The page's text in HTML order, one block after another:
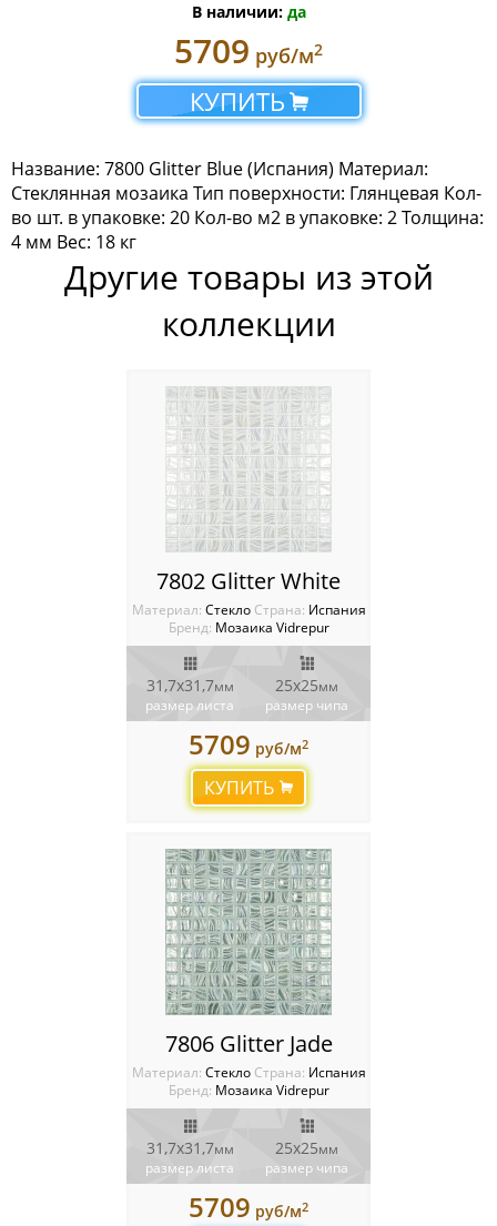
Мозаика Glitter
Мозаика Lux
Мозаика Oasis
Мозаика Titanium
Мозаика Universe
Ступени Dvomo
Ступени Exagress
В наличии: да
5709 руб/м2
КУПИТЬ
Название: 7800 Glitter Blue (Испания) Материал:
Стеклянная мозаика Тип поверхности: Глянцевая Кол-
во шт. в упаковке: 20 Кол-во м2 в упаковке: 2 Толщина:
4 мм Вес: 18 кг
Другие товары из этой
коллекции
7802 Glitter White
Материал: Стекло Cтрана: Испания
Бренд: Мозаика Vidrepur
31,7x31,7мм
размер листа
25х25мм
размер чипа
5709 руб/м2
КУПИТЬ
7806 Glitter Jade
Материал: Стекло Cтрана: Испания
Бренд: Мозаика Vidrepur
31,7x31,7мм
размер листа
25х25мм
размер чипа
5709 руб/м2